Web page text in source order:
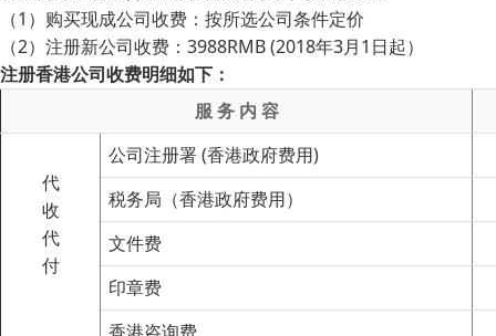
（1）购买现成公司收费：按所选公司条件定价
（2）注册新公司收费：3988RMB (2018年3月1日起）
注册香港公司收费明细如下：
服 务 内 容
代
收
代
付
公司注册署 (香港政府费用)
税务局（香港政府费用）
文件费
印章费